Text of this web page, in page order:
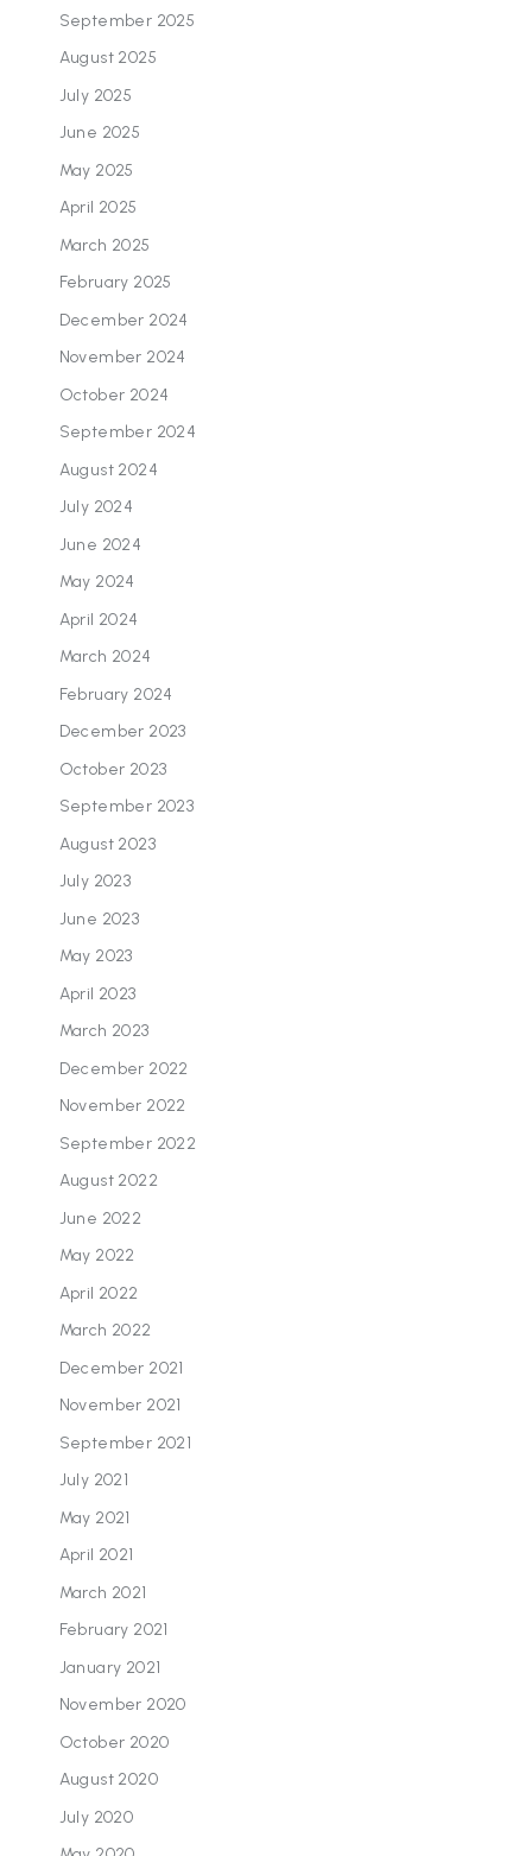
September 2025
August 2025
July 2025
June 2025
May 2025
April 2025
March 2025
February 2025
December 2024
November 2024
October 2024
September 2024
August 2024
July 2024
June 2024
May 2024
April 2024
March 2024
February 2024
December 2023
October 2023
September 2023
August 2023
July 2023
June 2023
May 2023
April 2023
March 2023
December 2022
November 2022
September 2022
August 2022
June 2022
May 2022
April 2022
March 2022
December 2021
November 2021
September 2021
July 2021
May 2021
April 2021
March 2021
February 2021
January 2021
November 2020
October 2020
August 2020
July 2020